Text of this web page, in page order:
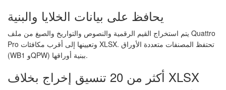
يحافظ على بيانات الخلايا والبنية
يتم استخراج القيم الرقمية والنصوص والتواريخ والصيغ من ملف Quattro
Pro وتعيينها إلى أقرب مكافئات XLSX. تحتفظ المصنفات متعددة الأوراق
(WB1 وQPW) ببنية أوراقها.
أكثر من 20 تنسيق إخراج بخلاف XLSX